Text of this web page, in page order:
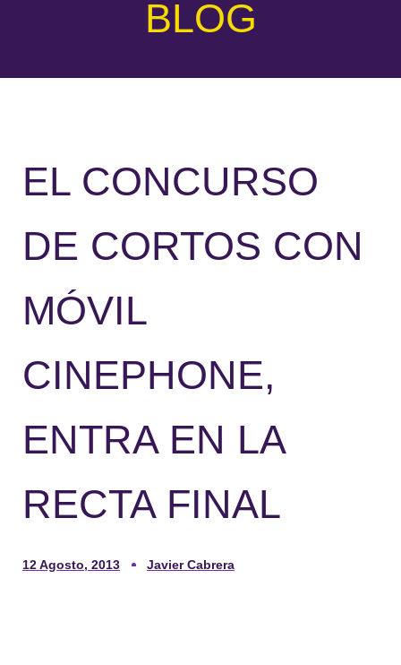
BLOG
EL CONCURSO
DE CORTOS CON
MÓVIL
CINEPHONE,
ENTRA EN LA
RECTA FINAL
12 Agosto, 2013 Javier Cabrera